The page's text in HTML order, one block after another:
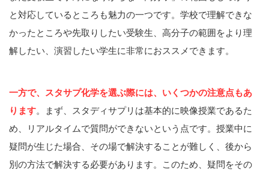
と対応しているところも魅力の一つです。学校で理解できな
かったところや先取りしたい受験生、高分子の範囲をより理
解したい、演習したい学生に非常におススメできます。
一方で、スタサプ化学を選ぶ際には、いくつかの注意点もあ
ります。まず、スタディサプリは基本的に映像授業であるた
め、リアルタイムで質問ができないという点です。授業中に
疑問が生じた場合、その場で解決することが難しく、後から
別の方法で解決する必要があります。このため、疑問をその